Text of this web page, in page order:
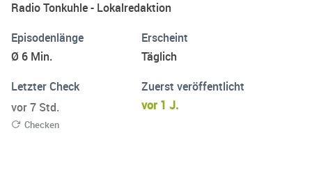
Radio Tonkuhle - Lokalredaktion
Episodenlänge
Ø 6 Min.
Erscheint
Täglich
Letzter Check
vor 7 Std.
Checken
Zuerst veröffentlicht
vor 1 J.